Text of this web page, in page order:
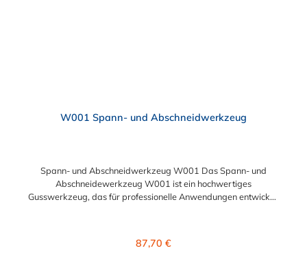
W001 Spann- und Abschneidwerkzeug
Spann- und Abschneidwerkzeug W001 Das Spann- und
Abschneidewerkzeug W001 ist ein hochwertiges
Gusswerkzeug, das für professionelle Anwendungen entwickelt
anspruchsvolle Spann- und Schneidaufgaben. Einfache
Regulärer Preis:
87,70 €